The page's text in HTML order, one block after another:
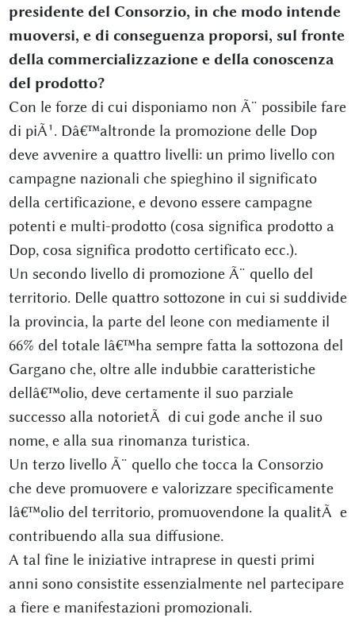
presidente del Consorzio, in che modo intende
muoversi, e di conseguenza proporsi, sul fronte
della commercializzazione e della conoscenza
del prodotto?
Con le forze di cui disponiamo non Ã¨ possibile fare
di piÃ¹. Dâ€™altronde la promozione delle Dop
deve avvenire a quattro livelli: un primo livello con
campagne nazionali che spieghino il significato
della certificazione, e devono essere campagne
potenti e multi-prodotto (cosa significa prodotto a
Dop, cosa significa prodotto certificato ecc.).
Un secondo livello di promozione Ã¨ quello del
territorio. Delle quattro sottozone in cui si suddivide
la provincia, la parte del leone con mediamente il
66% del totale lâ€™ha sempre fatta la sottozona del
Gargano che, oltre alle indubbie caratteristiche
dellâ€™olio, deve certamente il suo parziale
successo alla notorietÃ di cui gode anche il suo
nome, e alla sua rinomanza turistica.
Un terzo livello Ã¨ quello che tocca la Consorzio
che deve promuovere e valorizzare specificamente
lâ€™olio del territorio, promuovendone la qualitÃ e
contribuendo alla sua diffusione.
A tal fine le iniziative intraprese in questi primi
anni sono consistite essenzialmente nel partecipare
a fiere e manifestazioni promozionali.